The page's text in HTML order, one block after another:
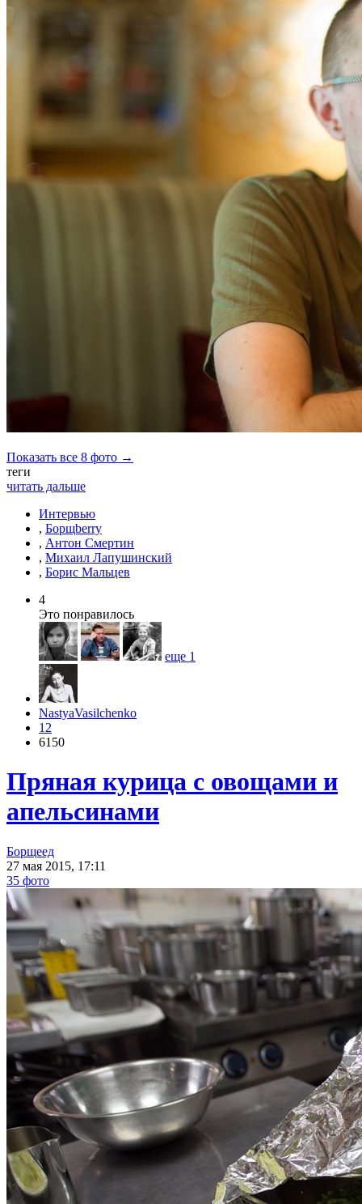
Показать все 8 фото →
теги
читать дальше
Интервью
, Борщberry
, Антон Смертин
, Михаил Лапушинский
, Борис Мальцев
4
Это понравилось
еще 1
NastyaVasilchenko
12
6150
Пряная курица с овощами и
апельсинами
Борщеед
27 мая 2015, 17:11
35 фото